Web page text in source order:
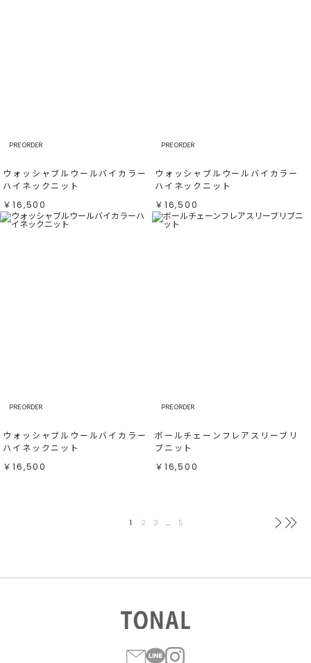
PRE ORDER
ウォッシャブルウールバイカラー
ハイネックニット
￥16,500
PRE ORDER
ウォッシャブルウールバイカラー
ハイネックニット
￥16,500
PRE ORDER
ウォッシャブルウールバイカラー
ハイネックニット
￥16,500
PRE ORDER
ボールチェーンフレアスリーブリ
ブニット
￥16,500
1 2 3 … 5 次へ